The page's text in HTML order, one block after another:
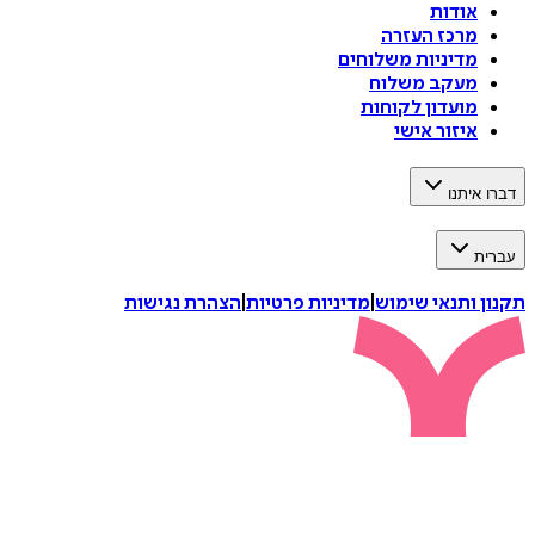
אודות
מרכז העזרה
מדיניות משלוחים
מעקב משלוח
מועדון לקוחות
איזור אישי
איתנו
ותנאי שימוש|מדיניות פרטיות|הצהרת נגישות